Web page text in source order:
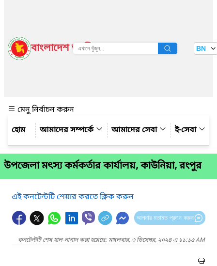
বাংলাদেশ জাতীয় তথ্য বাতায়ন BN
মেনু নির্বাচন করুন
আমাদের সম্পর্কে
আমাদের সেবা ই-সেবা
উপজেলা মৎস্য কর্মকর্তার কার্যালয়, কাউনিয়া, রংপুর
এই কনটেন্টটি শেয়ার করতে ক্লিক করুন
আপনার মতামত প্রদান করুন
কনটেন্টটি শেষ হাল-নাগাদ করা হয়েছে: মঙ্গলবার, ৩ ডিসেম্বর, ২০২৪ এ ১১:১৫ AM